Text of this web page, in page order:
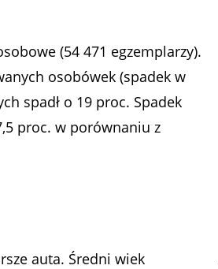
(54 471 egzemplarzy).
osobówek (spadek w
spadł o 19 proc. Spadek
proc. w porównaniu z
auta. Średni wiek